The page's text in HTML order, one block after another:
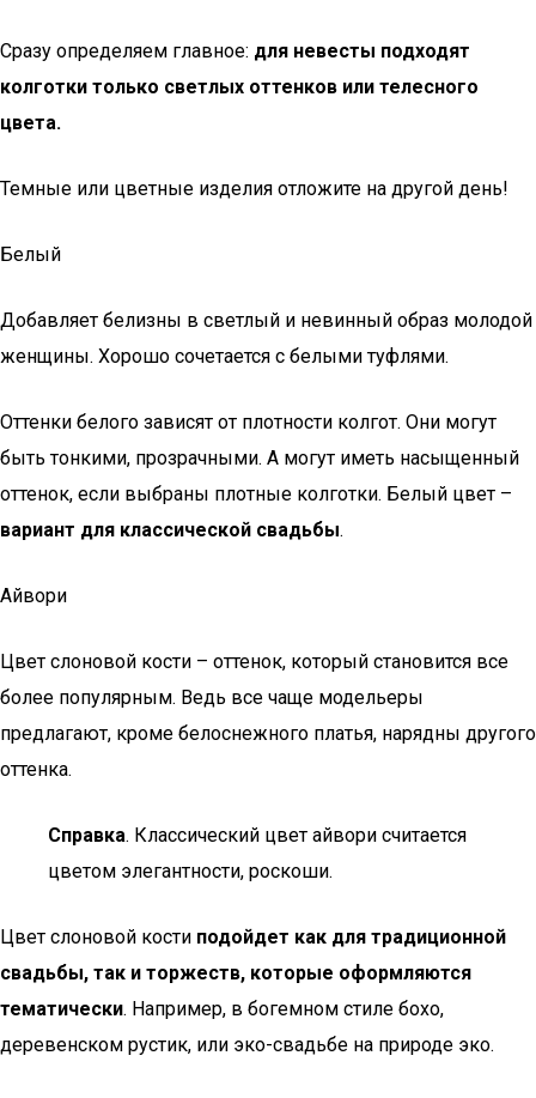
Сразу определяем главное: для невесты подходят
колготки только светлых оттенков или телесного
цвета.
Темные или цветные изделия отложите на другой день!
Белый
Добавляет белизны в светлый и невинный образ молодой
женщины. Хорошо сочетается с белыми туфлями.
Оттенки белого зависят от плотности колгот. Они могут
быть тонкими, прозрачными. А могут иметь насыщенный
оттенок, если выбраны плотные колготки. Белый цвет –
вариант для классической свадьбы.
Айвори
Цвет слоновой кости – оттенок, который становится все
более популярным. Ведь все чаще модельеры
предлагают, кроме белоснежного платья, нарядны другого
оттенка.
Справка. Классический цвет айвори считается
цветом элегантности, роскоши.
Цвет слоновой кости подойдет как для традиционной
свадьбы, так и торжеств, которые оформляются
тематически. Например, в богемном стиле бохо,
деревенском рустик, или эко-свадьбе на природе эко.